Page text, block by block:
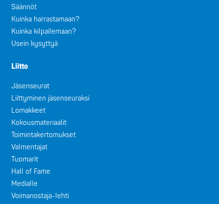
Säännöt
Kuinka harrastamaan?
Kuinka kilpailemaan?
Usein kysyttyä
Liitto
Jäsenseurat
Liittyminen jäsenseuraksi
Lomakkeet
Kokousmateriaalit
Toimintakertomukset
Valmentajat
Tuomarit
Hall of Fame
Medialle
Voimanostaja-lehti